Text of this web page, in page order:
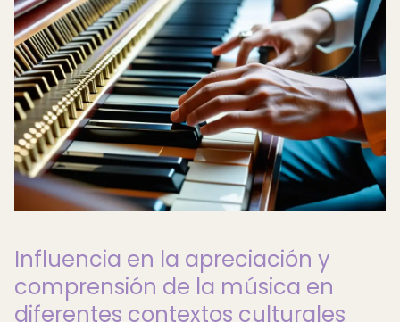
Influencia en la apreciación y
comprensión de la música en
diferentes contextos culturales